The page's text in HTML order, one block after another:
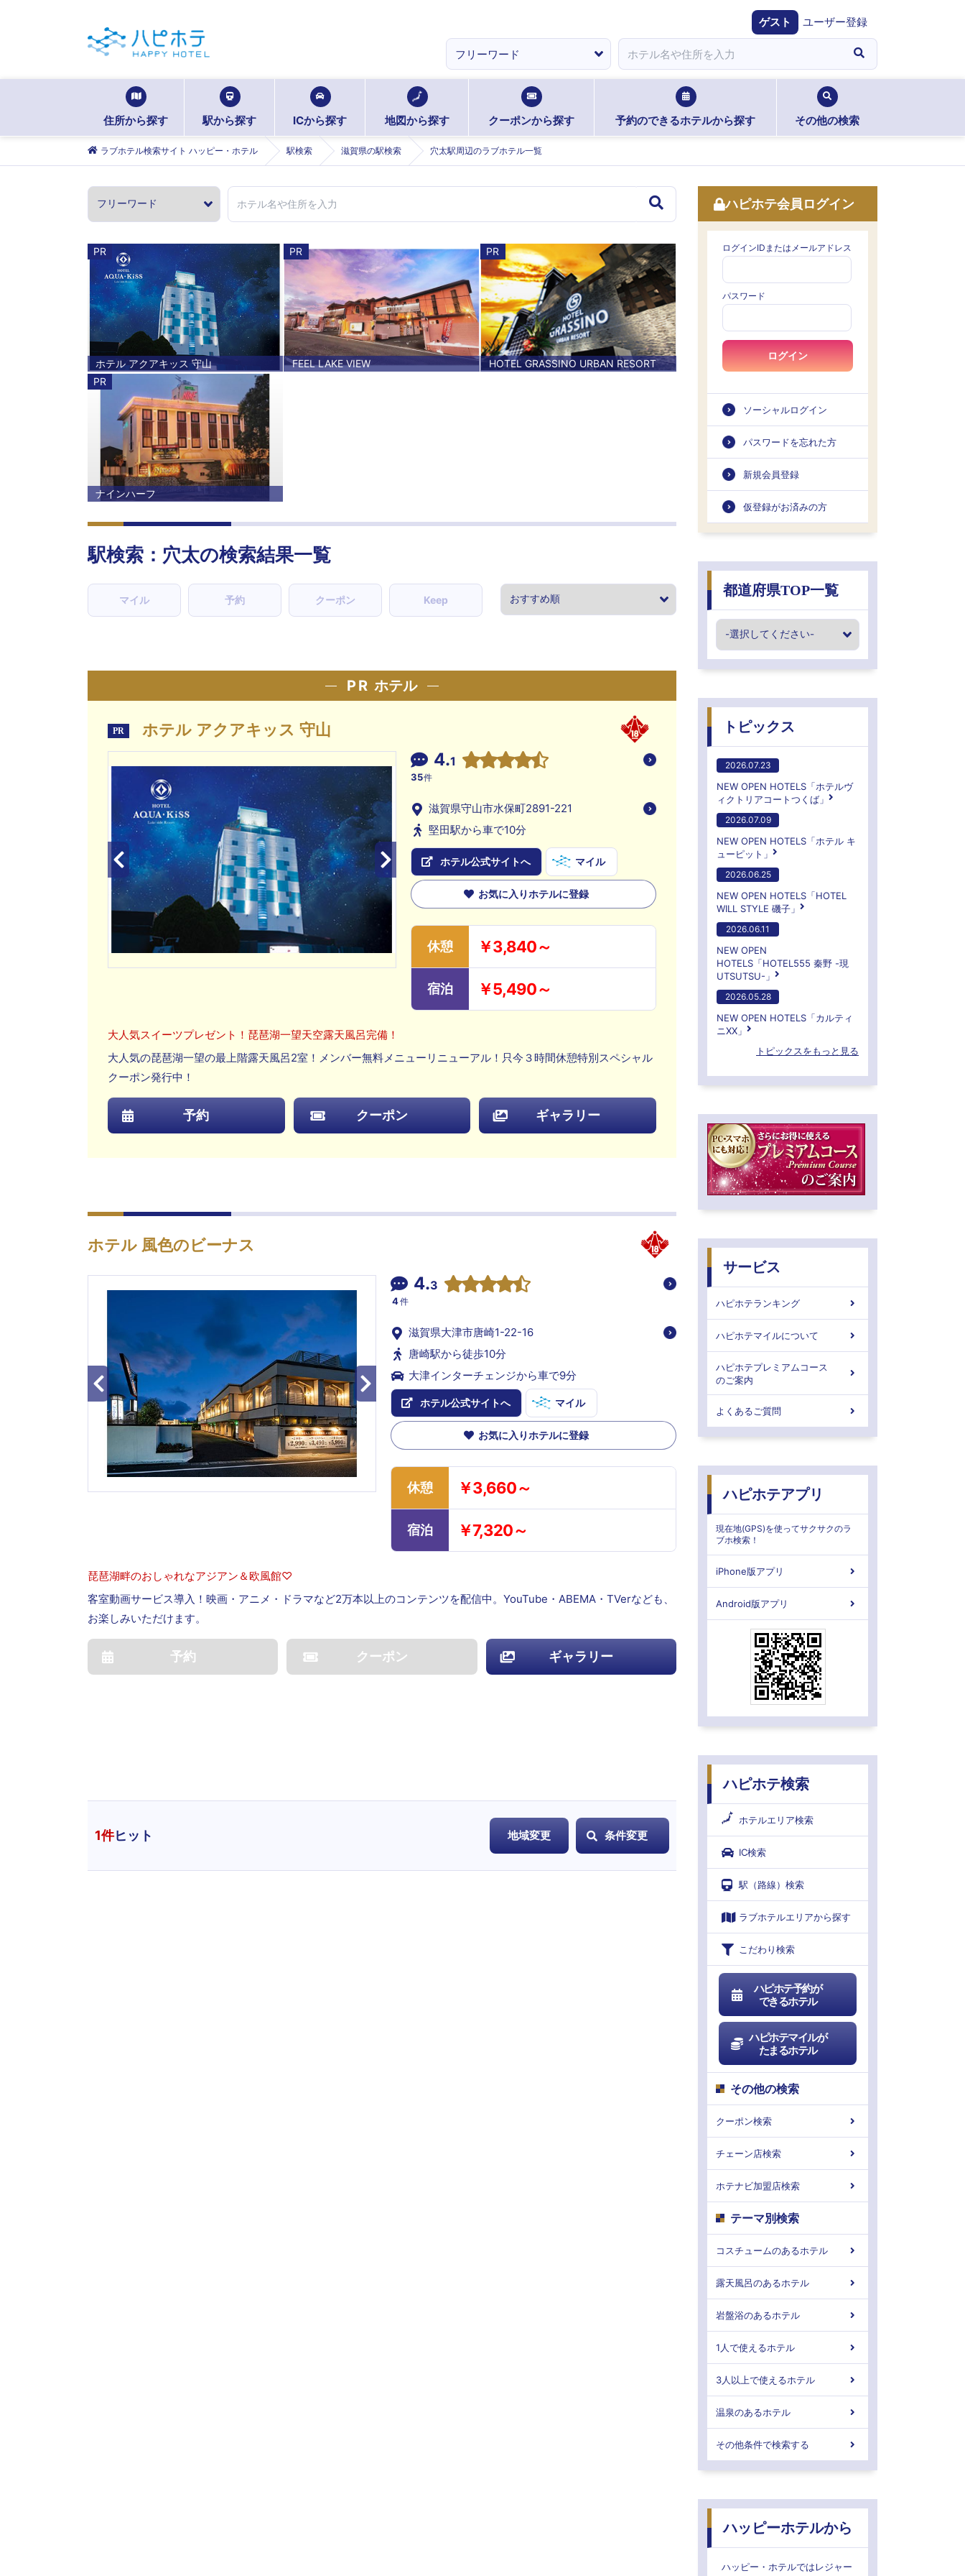
ゲスト ユーザー登録
住所から探す 駅から探す ICから探す 地図から探す クーポンから探す 予約のできるホテルから探す その他の検索
ラブホテル検索サイト ハッピー・ホテル 駅検索 滋賀県の駅検索 穴太駅周辺のラブホテル一覧
PR
ホテル アクアキッス 守山
PR
FEEL LAKE VIEW
PR
HOTEL GRASSINO URBAN RESORT
PR
ナインハーフ
駅検索： 穴太の検索結果一覧
マイル 予約 クーポン Keep
PR ホテル
PR ホテル アクアキッス 守山
4.1
35件
滋賀県守山市水保町2891-221
堅田駅から車で10分
ホテル公式サイトへ マイル
お気に入りホテルに登録
休憩 ￥3,840～
宿泊 ￥5,490～
大人気スイーツプレゼント！琵琶湖一望天空露天風呂完備！
大人気の琵琶湖一望の最上階露天風呂2室！メンバー無料メニューリニューアル！只今３時間休憩特別スペシャル
クーポン発行中！
予約 クーポン ギャラリー
ホテル 風色のビーナス
4.3
4件
滋賀県大津市唐崎1-22-16
唐崎駅から徒歩10分
大津インターチェンジから車で9分
ホテル公式サイトへ マイル
お気に入りホテルに登録
休憩 ￥3,660～
宿泊 ￥7,320～
琵琶湖畔のおしゃれなアジアン＆欧風館♡
客室動画サービス導入！映画・アニメ・ドラマなど2万本以上のコンテンツを配信中。YouTube・ABEMA・TVerなども、
お楽しみいただけます。
予約 クーポン ギャラリー
1件ヒット 地域変更 条件変更
ハピホテ会員ログイン
ログインIDまたはメールアドレス
パスワード
ログイン
ソーシャルログイン
パスワードを忘れた方
新規会員登録
仮登録がお済みの方
都道府県TOP一覧
トピックス
2026.07.23
NEW OPEN HOTELS「ホテルヴ
ィクトリアコートつくば」
2026.07.09
NEW OPEN HOTELS「ホテル キ
ューピット」
2026.06.25
NEW OPEN HOTELS「HOTEL
WILL STYLE 磯子」
2026.06.11
NEW OPEN
HOTELS「HOTEL555 秦野 -現
UTSUTSU-」
2026.05.28
NEW OPEN HOTELS「カルティ
ニXX」
トピックスをもっと見る
サービス
ハピホテランキング
ハピホテマイルについて
ハピホテプレミアムコース
のご案内
よくあるご質問
ハピホテアプリ
現在地(GPS)を使ってサクサクのラ
ブホ検索！
iPhone版アプリ
Android版アプリ
ハピホテ検索
ホテルエリア検索
IC検索
駅（路線）検索
ラブホテルエリアから探す
こだわり検索
ハピホテ予約が
できるホテル
ハピホテマイルが
たまるホテル
その他の検索
クーポン検索
チェーン店検索
ホテナビ加盟店検索
テーマ別検索
コスチュームのあるホテル
露天風呂のあるホテル
岩盤浴のあるホテル
1人で使えるホテル
3人以上で使えるホテル
温泉のあるホテル
その他条件で検索する
ハッピーホテルから
ハッピー・ホテルではレジャー